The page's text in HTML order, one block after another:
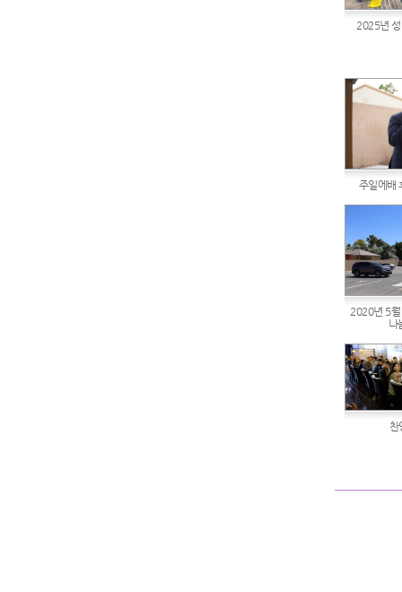
2025년
주일에배
2020년 5
나
찬